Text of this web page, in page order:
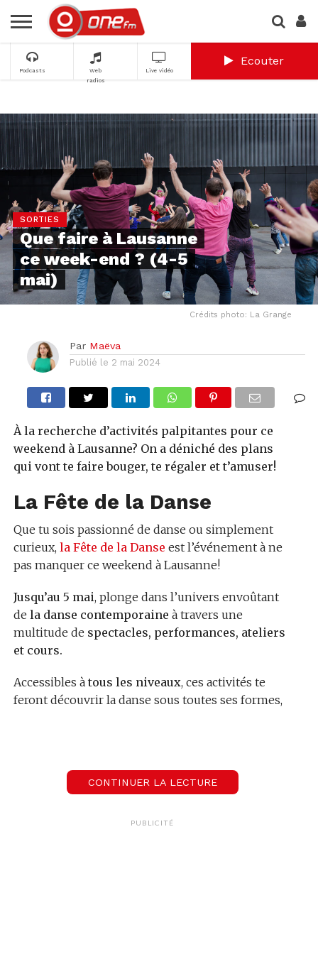
Podcasts
Web
radios
Live vidéo
Ecouter
SORTIES
Que faire à Lausanne
ce week-end ? (4-5
mai)
Crédits photo: La Grange
Par Maëva
Publié le 2 mai 2024
À la recherche d’activités palpitantes pour ce
weekend à Lausanne? On a déniché des plans
qui vont te faire bouger, te régaler et t’amuser!
La Fête de la Danse
Que tu sois passionné de danse ou simplement
curieux, la Fête de la Danse est l’événement à ne
pas manquer ce weekend à Lausanne!
Jusqu’au 5 mai, plonge dans l’univers envoûtant
de la danse contemporaine à travers une
multitude de spectacles, performances, ateliers
et cours.
Accessibles à tous les niveaux, ces activités te
feront découvrir la danse sous toutes ses formes,
Lausanne
clique iciCONTINUER LA LECTURE
PUBLICITÉ